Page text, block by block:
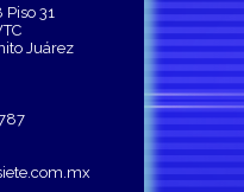
Piso 31
Juárez